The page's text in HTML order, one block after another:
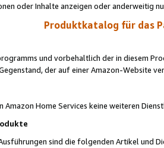
oder Inhalte anzeigen oder anderweitig
Produktkatalog für das
und vorbehaltlich der in diesem
der auf einer Amazon-Website
Amazon Home Services keine weiteren
sind die folgenden Artikel und